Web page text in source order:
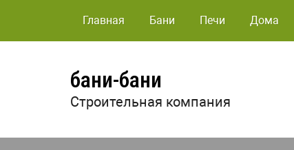
Главная Бани Печи Дома
бани-бани
Строительная компания